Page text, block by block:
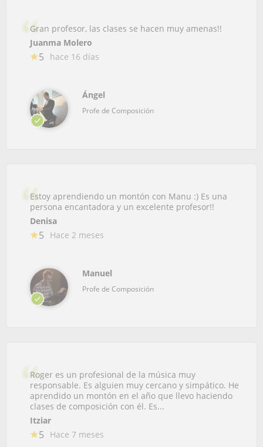
Gran profesor, las clases se hacen muy amenas!!
Juanma Molero
5 hace 16 días
Ángel
Profe de Composición
Estoy aprendiendo un montón con Manu :) Es una
persona encantadora y un excelente profesor!!
Denisa
5 Hace 2 meses
Manuel
Profe de Composición
Roger es un profesional de la música muy
responsable. Es alguien muy cercano y simpático. He
aprendido un montón en el año que llevo haciendo
clases de composición con él. Es...
Itziar
5 Hace 7 meses